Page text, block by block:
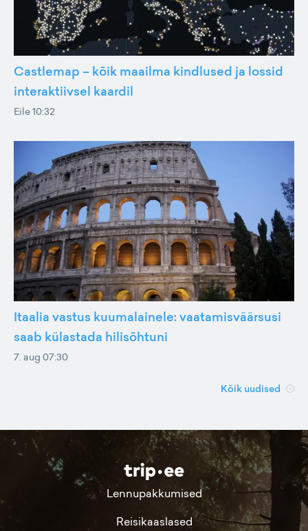
Castlemap – kõik maailma kindlused ja lossid
interaktiivsel kaardil
Eile 10:32
Itaalia vastus kuumalainele: vaatamisväärsusi
saab külastada hilisõhtuni
7. aug 07:30
Kõik uudised
Lennupakkumised
Reisikaaslased